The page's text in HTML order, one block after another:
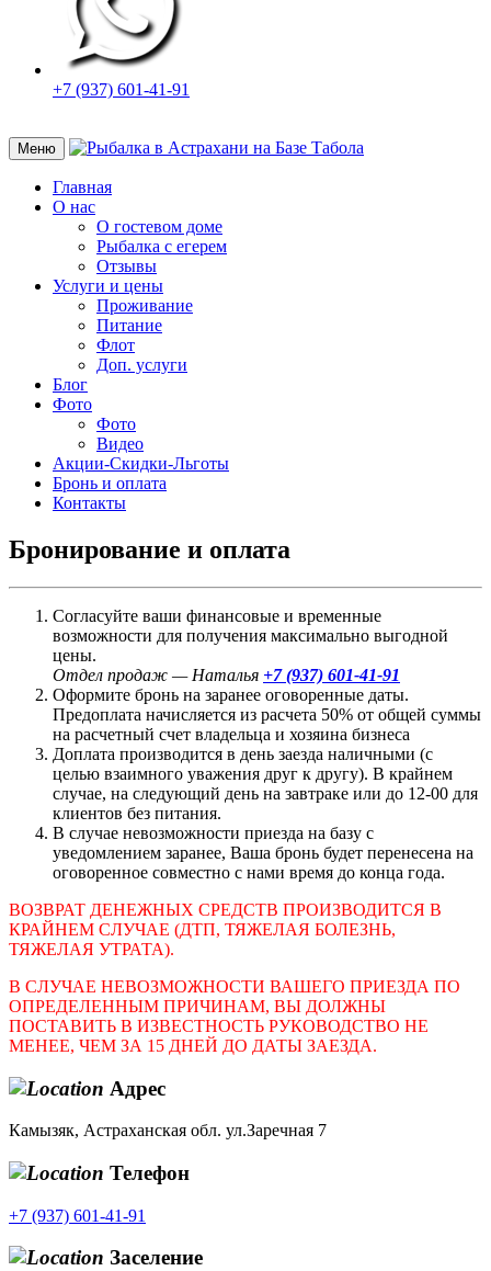
+7 (937) 601-41-91
Меню
Главная
О нас
О гостевом доме
Рыбалка с егерем
Отзывы
Услуги и цены
Проживание
Питание
Флот
Доп. услуги
Блог
Фото
Фото
Видео
Акции-Скидки-Льготы
Бронь и оплата
Контакты
Бронирование и оплата
Согласуйте ваши финансовые и временные
возможности для получения максимально выгодной
цены.
Отдел продаж — Наталья +7 (937) 601-41-91
Оформите бронь на заранее оговоренные даты.
Предоплата начисляется из расчета 50% от общей суммы
на расчетный счет владельца и хозяина бизнеса
Доплата производится в день заезда наличными (с
целью взаимного уважения друг к другу). В крайнем
случае, на следующий день на завтраке или до 12-00 для
клиентов без питания.
В случае невозможности приезда на базу с
уведомлением заранее, Ваша бронь будет перенесена на
оговоренное совместно с нами время до конца года.
ВОЗВРАТ ДЕНЕЖНЫХ СРЕДСТВ ПРОИЗВОДИТСЯ В
КРАЙНЕМ СЛУЧАЕ (ДТП, ТЯЖЕЛАЯ БОЛЕЗНЬ,
ТЯЖЕЛАЯ УТРАТА).
В СЛУЧАЕ НЕВОЗМОЖНОСТИ ВАШЕГО ПРИЕЗДА ПО
ОПРЕДЕЛЕННЫМ ПРИЧИНАМ, ВЫ ДОЛЖНЫ
ПОСТАВИТЬ В ИЗВЕСТНОСТЬ РУКОВОДСТВО НЕ
МЕНЕЕ, ЧЕМ ЗА 15 ДНЕЙ ДО ДАТЫ ЗАЕЗДА.
Адрес
Камызяк, Астраханская обл. ул.Заречная 7
Телефон
+7 (937) 601-41-91
Заселение